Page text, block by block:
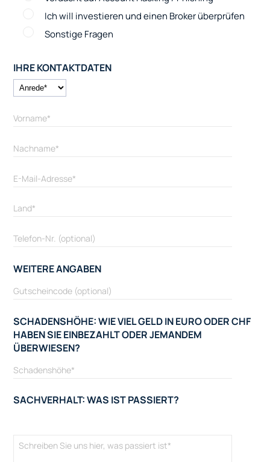
Ich will investieren und einen Broker überprüfen
Sonstige Fragen
IHRE KONTAKTDATEN
WEITERE ANGABEN
SCHADENSHÖHE: WIE VIEL GELD IN EURO ODER CHF
HABEN SIE EINBEZAHLT ODER JEMANDEM
ÜBERWIESEN?
SACHVERHALT: WAS IST PASSIERT?